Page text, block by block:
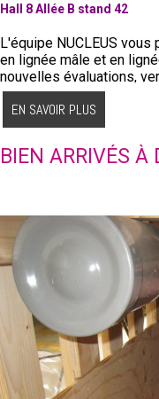
Hall 8 Allée B stand 42
L'équipe NUCLEUS
en lignée mâle et en
nouvelles évaluations,
EN SAVOIR PLUS
BIEN ARRIVÉS À